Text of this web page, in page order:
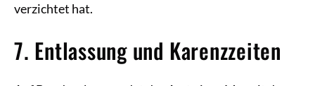
verzichtet hat.
7. Entlassung und Karenzzeiten